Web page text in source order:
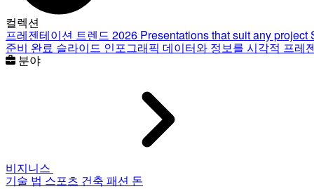
컬렉션
프레젠테이션 트렌드 2026 Presentations that suit any project
준비 완료 슬라이드 인포그래픽 데이터와 정보를 시각적 프레
분야
비지니스
기술 법 스포츠 건축 패션 돈